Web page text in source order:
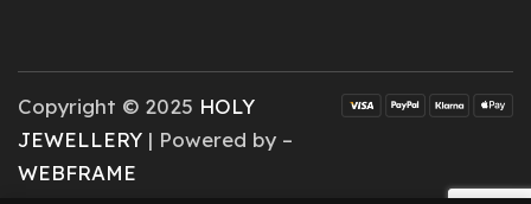
Copyright © 2025 HOLY
JEWELLERY | Powered by –
WEBFRAME